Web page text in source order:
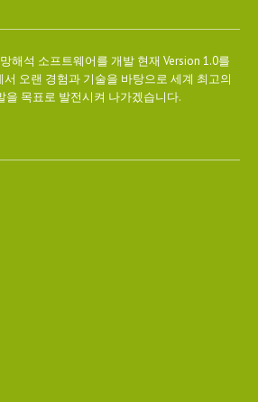
해석 소프트웨어를 개발 현재 Version 1.0를
오랜 경험과 기술을 바탕으로 세계 최고의
을 목표로 발전시켜 나가겠습니다.